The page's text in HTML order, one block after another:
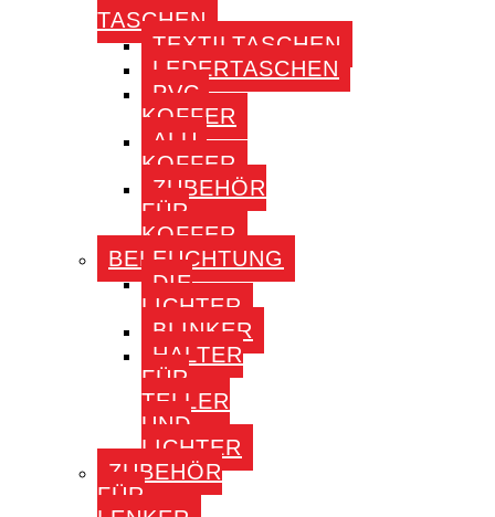
TASCHEN
TEXTILTASCHEN
LEDERTASCHEN
PVC-
KOFFER
ALU-
KOFFER
ZUBEHÖR
FÜR
KOFFER
BELEUCHTUNG
DIE
LICHTER
BLINKER
HALTER
FÜR
TELLER
UND
LICHTER
ZUBEHÖR
FÜR